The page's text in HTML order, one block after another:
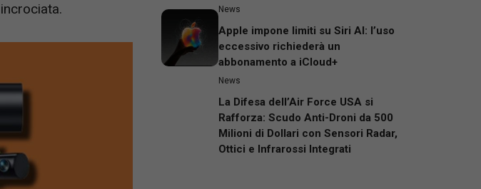
News
Apple impone limiti su Siri AI: l’uso
eccessivo richiederà un
abbonamento a iCloud+
News
La Difesa dell’Air Force USA si
Rafforza: Scudo Anti-Droni da 500
Milioni di Dollari con Sensori Radar,
Ottici e Infrarossi Integrati